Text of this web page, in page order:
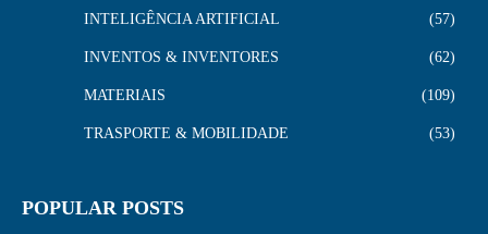
INTELIGÊNCIA ARTIFICIAL 57
INVENTOS & INVENTORES 62
MATERIAIS 109
TRASPORTE & MOBILIDADE 53
POPULAR POSTS